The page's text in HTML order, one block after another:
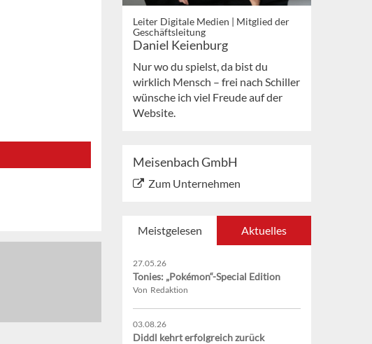
Leiter Digitale Medien | Mitglied der
Geschäftsleitung
Daniel Keienburg
Nur wo du spielst, da bist du
wirklich Mensch – frei nach Schiller
wünsche ich viel Freude auf der
Website.
Meisenbach GmbH
Zum Unternehmen
Meistgelesen Aktuelles
27.05.26
Tonies: „Pokémon“-Special Edition
Von Redaktion
03.08.26
Diddl kehrt erfolgreich zurück